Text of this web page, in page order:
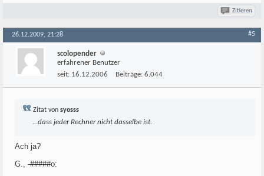
Zitieren
26.12.2009, 21:28 #5
scolopender
erfahrener Benutzer
seit: 16.12.2006 Beiträge: 6.044
Zitat von syosss
...dass jeder Rechner nicht dasselbe ist.
Ach ja?
G., -#####o: